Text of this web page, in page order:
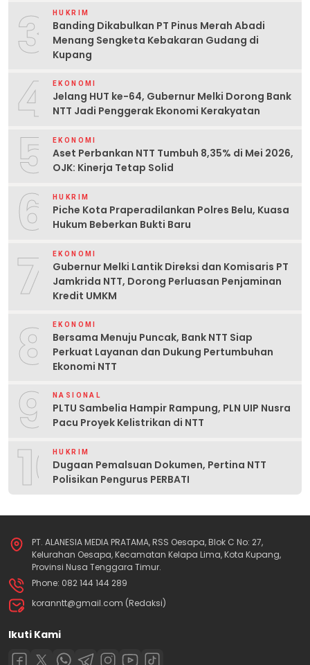
3 HUKRIM
Banding Dikabulkan PT Pinus Merah Abadi
Menang Sengketa Kebakaran Gudang di
Kupang
4 EKONOMI
Jelang HUT ke-64, Gubernur Melki Dorong Bank
NTT Jadi Penggerak Ekonomi Kerakyatan
5 EKONOMI
Aset Perbankan NTT Tumbuh 8,35% di Mei 2026,
OJK: Kinerja Tetap Solid
6 HUKRIM
Piche Kota Praperadilankan Polres Belu, Kuasa
Hukum Beberkan Bukti Baru
7 EKONOMI
Gubernur Melki Lantik Direksi dan Komisaris PT
Jamkrida NTT, Dorong Perluasan Penjaminan
Kredit UMKM
8 EKONOMI
Bersama Menuju Puncak, Bank NTT Siap
Perkuat Layanan dan Dukung Pertumbuhan
Ekonomi NTT
9 NASIONAL
PLTU Sambelia Hampir Rampung, PLN UIP Nusra
Pacu Proyek Kelistrikan di NTT
10HUKRIM
Dugaan Pemalsuan Dokumen, Pertina NTT
Polisikan Pengurus PERBATI
PT. ALANESIA MEDIA PRATAMA, RSS Oesapa, Blok C No: 27,
Kelurahan Oesapa, Kecamatan Kelapa Lima, Kota Kupang,
Provinsi Nusa Tenggara Timur.
Phone: 082 144 144 289
koranntt@gmail.com (Redaksi)
Ikuti Kami